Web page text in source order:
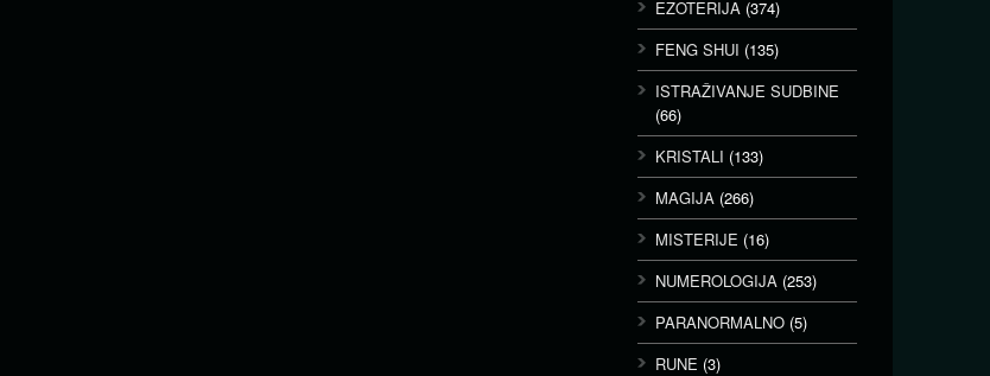
EZOTERIJA (374)
FENG SHUI (135)
ISTRAŽIVANJE SUDBINE
(66)
KRISTALI (133)
MAGIJA (266)
MISTERIJE (16)
NUMEROLOGIJA (253)
PARANORMALNO (5)
RUNE (3)